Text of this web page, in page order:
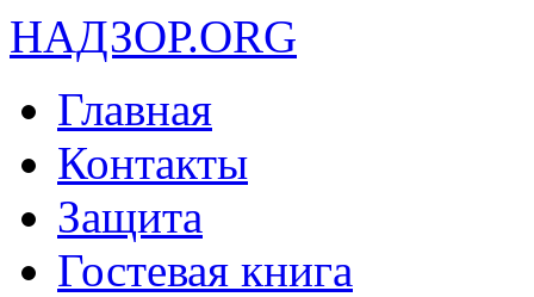
НАДЗОР.ORG
Главная
Контакты
Защита
Гостевая книга